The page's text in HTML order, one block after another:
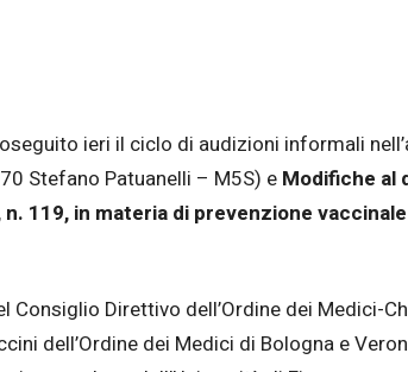
ieri il ciclo di audizioni informali
Stefano Patuanelli – M5S) e Modifiche al
119, in materia di prevenzione vaccinale
Consiglio Direttivo dell’Ordine dei Medici-
dell’Ordine dei Medici di Bologna e